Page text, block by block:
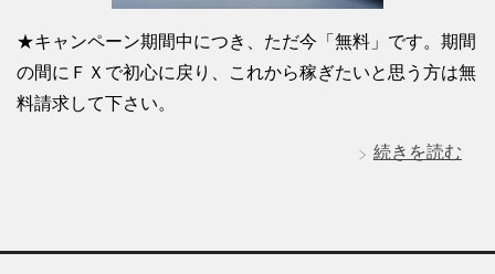
★キャンペーン期間中につき、ただ今「無料」です。期間
の間にＦＸで初心に戻り、これから稼ぎたいと思う方は無
料請求して下さい。
続きを読む